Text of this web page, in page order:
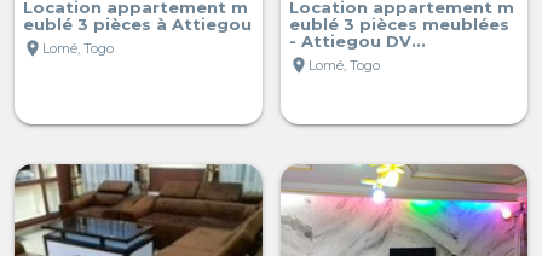
Location appartement m
eublé 3 pièces à Attiegou
location_on Lomé, Togo
Location appartement m
eublé 3 pièces meublées
- Attiegou DV...
location_on Lomé, Togo